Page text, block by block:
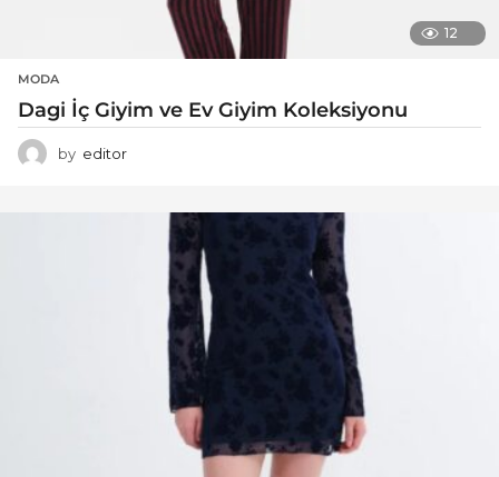
12
MODA
Dagi İç Giyim ve Ev Giyim Koleksiyonu
by editor